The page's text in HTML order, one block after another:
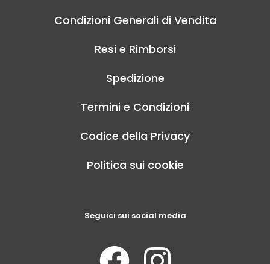
Condizioni Generali di Vendita
Resi e Rimborsi
Spedizione
Termini e Condizioni
Codice della Privacy
Politica sui cookie
Seguici sui social media